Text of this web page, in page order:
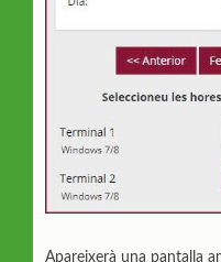
Apareixerà una pantalla